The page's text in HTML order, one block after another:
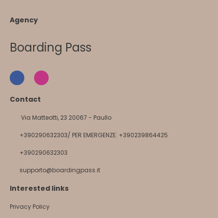
Agency
Boarding Pass
Contact
Via Matteotti, 23 20067 - Paullo
+390290632303/ PER EMERGENZE: +390239864425
+390290632303
supporto@boardingpass.it
Interested links
Privacy Policy